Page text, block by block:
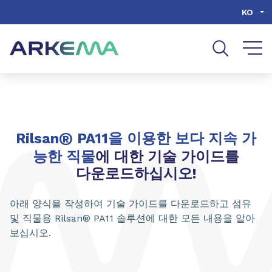
KO
Rilsan® PA11을 이용한 보다 지속 가
능한 직물에 대한 기술 가이드를
다운로드하십시오!
아래 양식을 작성하여 기술 가이드를 다운로드하고 섬유
및 직물용 Rilsan® PA11 솔루션에 대한 모든 내용을 알아
보십시오.